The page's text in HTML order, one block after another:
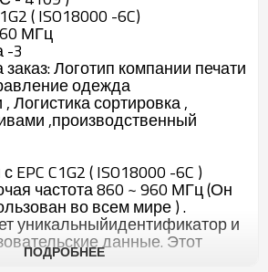
( ISO18000 -6C)
МГц
-3
Логотип компании печати
одежда
Логистика сортировка ,
,производственный
EPC C1G2 ( ISO18000 -6C )
частота 860 ~ 960 МГц (Он
во всем мире ) .
уникальныйидентификатор и
данные. Этот
управления одежда
ПОДРОБНЕЕ